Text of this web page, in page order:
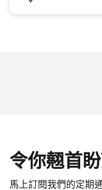
令你翹首
馬上訂閱我們的定期